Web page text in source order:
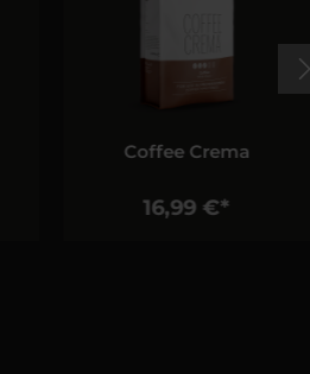
Coffee Crema
16,99 €*